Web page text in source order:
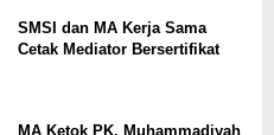
SMSI dan MA Kerja Sama
Cetak Mediator Bersertifikat
MA Ketok PK, Muhammadiyah